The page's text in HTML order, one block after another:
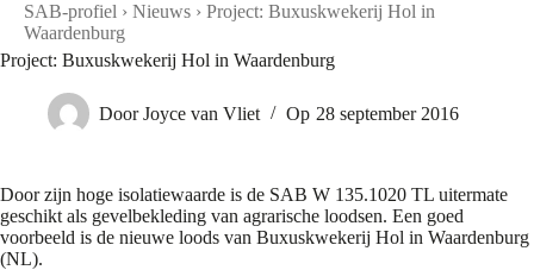
SAB-profiel › Nieuws › Project: Buxuskwekerij Hol in
Waardenburg
Project: Buxuskwekerij Hol in Waardenburg
Door Joyce van Vliet Op 28 september 2016
Door zijn hoge isolatiewaarde is de SAB W 135.1020 TL uitermate
geschikt als gevelbekleding van agrarische loodsen. Een goed
voorbeeld is de nieuwe loods van Buxuskwekerij Hol in Waardenburg
(NL).